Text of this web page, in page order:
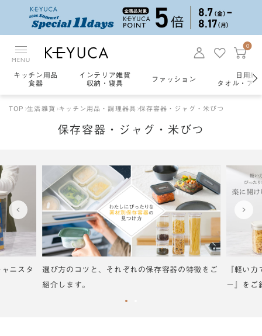
MENU
0
キッチン用品
食器
インテリア雑貨
収納・寝具
ファッション
日用雑
タオル・ア
TOP 生活雑貨 キッチン用品・調理器具 保存容器・ジャグ・米びつ
保存容器・ジャグ・米びつ
ニスタ
選び方のコツと、それぞれの保存容器の特徴をご
紹介します。
『軽い
ー』をご